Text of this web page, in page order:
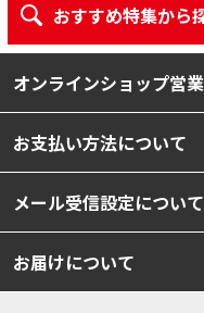
おすすめ特集から
オンラインショップ営
お支払い方法について
メール受信設定について
お届けについて